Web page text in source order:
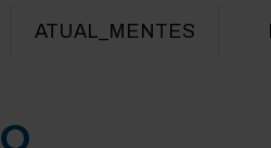
ATUAL_MENTES